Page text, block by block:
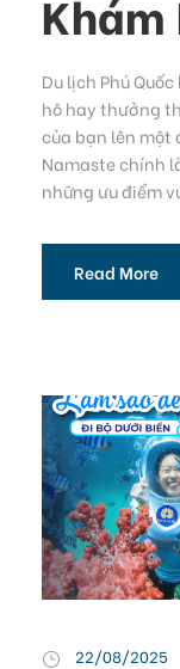
Khám
Du lịch Phú
hô hay thưởng
của bạn lên một
Namaste chính
những ưu điểm
Read More
22/08/2025